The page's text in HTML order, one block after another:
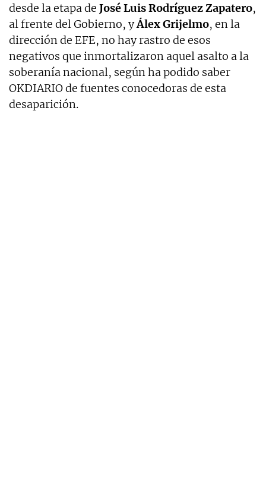
desde la etapa de José Luis Rodríguez Zapatero,
al frente del Gobierno, yÁlex Grijelmo, en la
dirección de EFE, no hay rastro de esos
negativos que inmortalizaron aquel asalto a la
soberanía nacional, según ha podido saber
OKDIARIO de fuentes conocedoras de esta
desaparición.